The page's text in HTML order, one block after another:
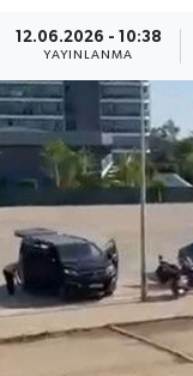
12.06.2026 - 10:38
YAYINLANMA
Canlı Maç
ÇEVRE
Dış Haberler
Dünya
EĞİTİM
EKONOMİ